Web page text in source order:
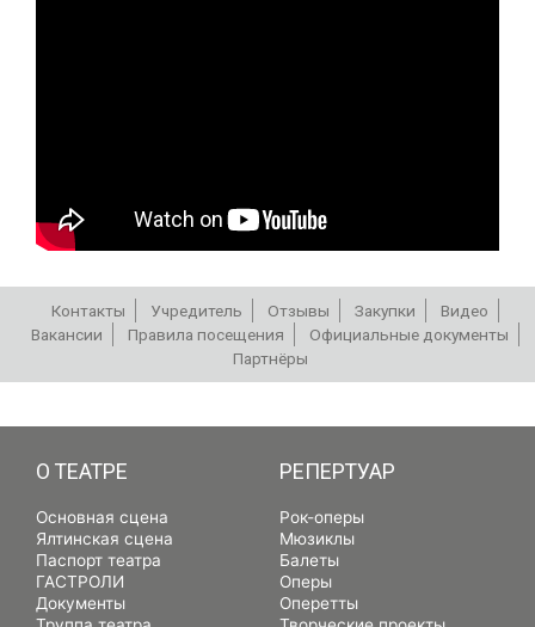
Контакты Учредитель Отзывы Закупки
Видео
Вакансии
Правила посещения
Официальные документы
Партнёры
О ТЕАТРЕ
Основная сцена
Ялтинская сцена
Паспорт театра
ГАСТРОЛИ
Документы
РЕПЕРТУАР
Рок-оперы
Мюзиклы
Балеты
Оперы
Оперетты